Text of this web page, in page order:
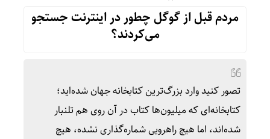
مردم قبل از گوگل چطور در اینترنت جستجو
می‌کردند؟
تصور کنید وارد بزرگ‌ترین کتابخانه جهان شده‌اید؛
کتابخانه‌ای که میلیون‌ها کتاب در آن روی هم تلنبار
شده‌اند، اما هیچ راهرویی شماره‌گذاری نشده، هیچ